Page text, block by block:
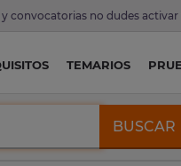
convocatorias no dudes activar
TEMARIOS
BUSCAR